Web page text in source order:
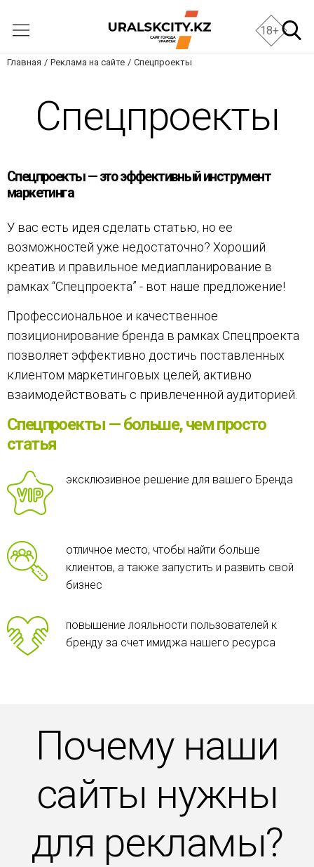
18+
Главная Реклама на сайте Спецпроекты
Спецпроекты
Спецпроекты — это эффективный инструмент
маркетинга
У вас есть идея сделать статью, но ее
возможностей уже недостаточно? Хороший
креатив и правильное медиапланирование в
рамках “Спецпроекта” - вот наше предложение!
Профессиональное и качественное
позиционирование бренда в рамках Спецпроекта
позволяет эффективно достичь поставленных
клиентом маркетинговых целей, активно
взаимодействовать с привлеченной аудиторией.
Спецпроекты — больше, чем просто
статья
эксклюзивное решение для вашего Бренда
отличное место, чтобы найти больше
клиентов, а также запустить и развить свой
бизнес
повышение лояльности пользователей к
бренду за счет имиджа нашего ресурса
Почему наши
сайты нужны
для рекламы?